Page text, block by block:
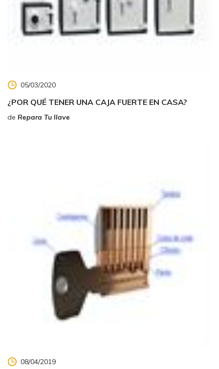
05/03/2020
¿POR QUÉ TENER UNA CAJA FUERTE EN CASA?
de Repara Tu llave
08/04/2019